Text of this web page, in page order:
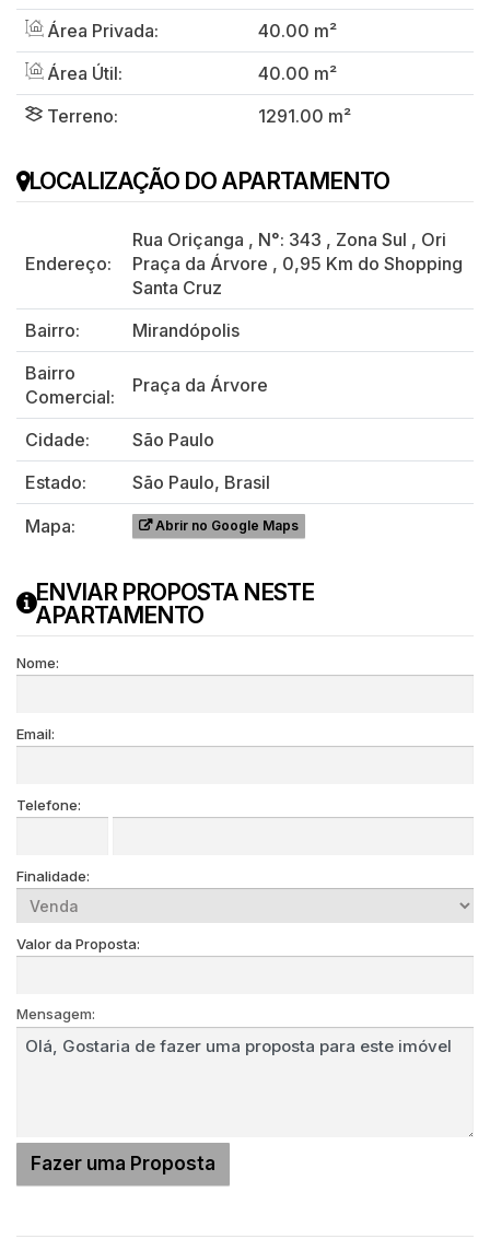
Área Privada:
40.00 m²
Área Útil:
40.00 m²
Terreno:
1291.00 m²
LOCALIZAÇÃO DO APARTAMENTO
Endereço:
Rua Oriçanga , N°: 343 , Zona Sul , Ori
Praça da Árvore , 0,95 Km do Shopping
Santa Cruz
Bairro:
Mirandópolis
Bairro
Comercial:
Praça da Árvore
Cidade:
São Paulo
Estado:
São Paulo, Brasil
Mapa:
Abrir no Google Maps
ENVIAR PROPOSTA NESTE
APARTAMENTO
Nome:
Email:
Telefone:
Finalidade:
Valor da Proposta:
Mensagem: